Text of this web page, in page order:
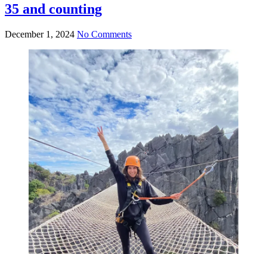
35 and counting
December 1, 2024 No Comments